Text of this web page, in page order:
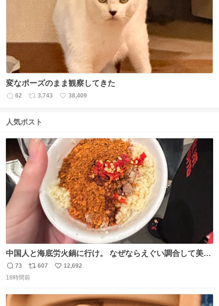
数
数
変なポーズのまま観察してきた
返
数
62
リ
ス
数
3,743
い
38,409
人気ポスト
中国人と海底労火鍋に行け。 なぜならえぐい調合して美味
しすぎる ソースを作ってくれるから。
返
信
73
リ
ポ
ト
607
い
数
12,692
18時間前